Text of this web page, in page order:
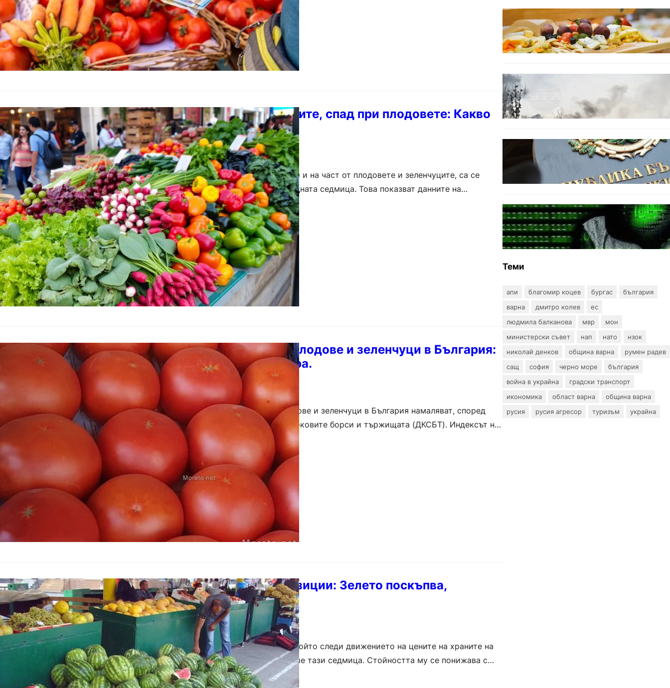
Поскъпване при зеленчуците, спад при плодовете: Какво
се случва с цените
Икономика–05.04.2026
Цените на редица основни храни, както и на част от плодовете и зеленчуците, са се
повишили на борсите у нас през последната седмица. Това показват данните на
Държавната комисия по…
Понижение на цените на плодове и зеленчуци в България:
Седмичен анализ на пазара.
Икономика– 14.09.2025
Тази седмица цените на повечето плодове и зеленчуци в България намаляват, според
данните на Държавната комисия по стоковите борси и тържищата (ДКСБТ). Индексът на
тържищните цени (ИТЦ), който следи движението…
Зеленчуците разменят позиции: Зелето поскъпва,
морковите поевтиняват
Икономика 13.07.2025
Индексът на тържищните цени (ИТЦ), който следи движението на цените на храните на
едро в България, отчита леко понижение тази седмица. Стойността му се понижава с
0,05 пункта и достига…
От август се променят
осигурителните вноски за
седем икономически
дейности.
Пожарите в България не
спират: 141 огнища за
последното денонощие.
БЪЛГАРИЯ
Кабинетът прие нов статут за
професиите в спортната
подготовка
БЪЛГАРИЯ
Разкриха дългогодишен
пробив в държавни
информационни системи
Теми
апи благомир коцев бургас
българия
варна
дмитро колев
ес
людмила балканова
мвр
мон
министерски съвет
нап нато
нзок
николай денков
община варна
румен радев
сащ
софия черно море
българия
война в украйна
градски транспорт
икономика
област варна
община варна
русия
русия агресор туризъм украйна